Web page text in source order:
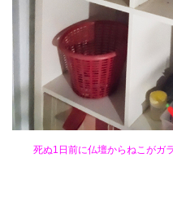
死ぬ1日前に仏壇からねこがガ